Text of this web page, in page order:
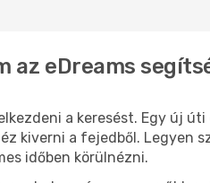
az eDreams
a keresést. Egy új
kiverni a fejedből. Legyen
időben körülnézni.